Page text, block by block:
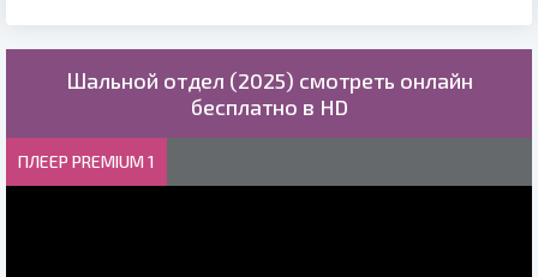
Шальной отдел (2025) смотреть онлайн
бесплатно в HD
ПЛЕЕР PREMIUM 1